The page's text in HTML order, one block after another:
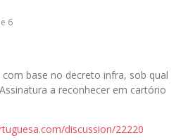
6
base no decreto infra, sob qual
a reconhecer em cartório
discussion/22220